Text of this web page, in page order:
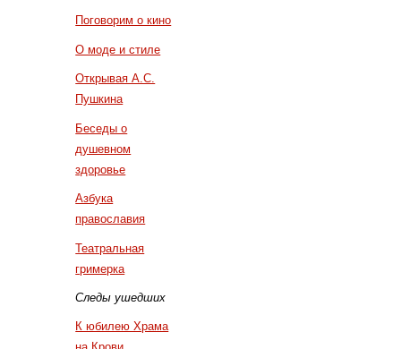
Поговорим о кино
О моде и стиле
Открывая А.С.
Пушкина
Беседы о
душевном
здоровье
Азбука
православия
Театральная
гримерка
Следы ушедших
К юбилею Храма